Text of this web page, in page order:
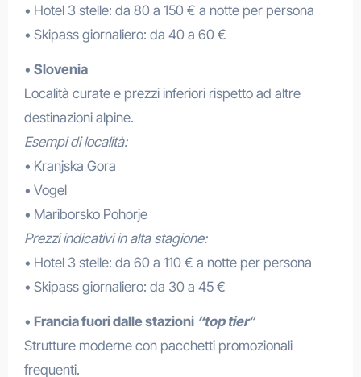
• Hotel 3 stelle: da 80 a 150 € a notte per persona
• Skipass giornaliero: da 40 a 60 €
• Slovenia
Località curate e prezzi inferiori rispetto ad altre
destinazioni alpine.
Esempi di località:
• Kranjska Gora
• Vogel
• Mariborsko Pohorje
Prezzi indicativi in alta stagione:
• Hotel 3 stelle: da 60 a 110 € a notte per persona
• Skipass giornaliero: da 30 a 45 €
• Francia fuori dalle stazioni “top tier“
Strutture moderne con pacchetti promozionali
frequenti.